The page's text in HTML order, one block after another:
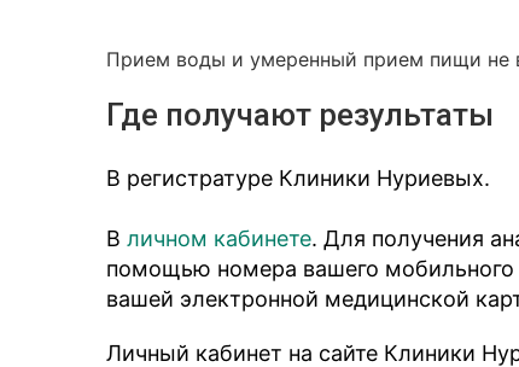
Прием воды и умеренный прием пищи не
Где получают результаты
В регистратуре Клиники Нуриевых.
В личном кабинете. Для получения
помощью номера вашего мобильного
вашей электронной медицинской
Личный кабинет на сайте Клиники